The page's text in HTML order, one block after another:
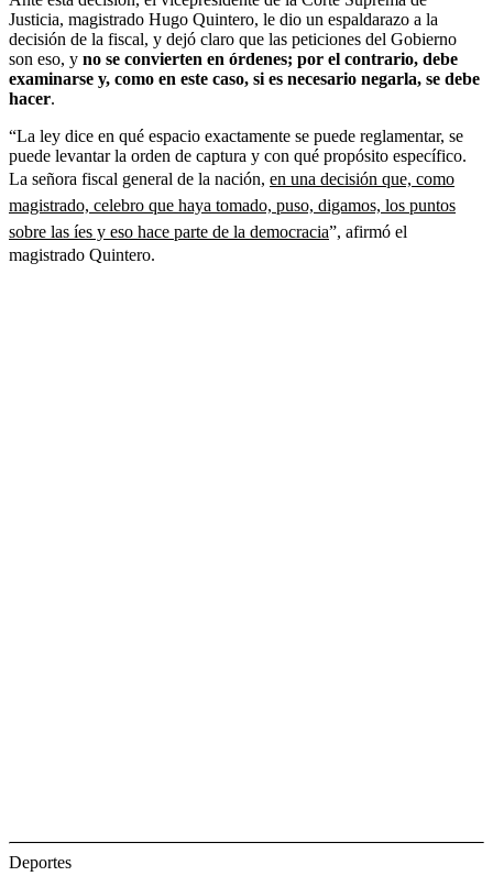
Justicia, magistrado Hugo Quintero, le dio un espaldarazo a la
decisión de la fiscal, y dejó claro que las peticiones del Gobierno
son eso, y no se convierten en órdenes; por el contrario, debe
examinarse y, como en este caso, si es necesario negarla, se debe
hacer.
“La ley dice en qué espacio exactamente se puede reglamentar, se
puede levantar la orden de captura y con qué propósito específico.
La señora fiscal general de la nación, en una decisión que, como
magistrado, celebro que haya tomado, puso, digamos, los puntos
sobre las íes y eso hace parte de la democracia”, afirmó el
magistrado Quintero.
Deportes